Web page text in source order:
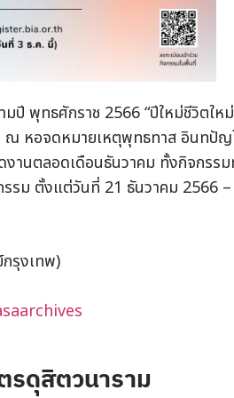
ปี พุทธศักราช 2566 “ปีใหม่ชีวิตให
หอจดหมายเหตุพุทธทาส อินทปั
งานตลอดเดือนธันวาคม ทั้งกิจกรร
รม ตั้งแต่วันที่ 21 ธันวาคม 2566
รุงเทพ)
ดุสิตวนาราม